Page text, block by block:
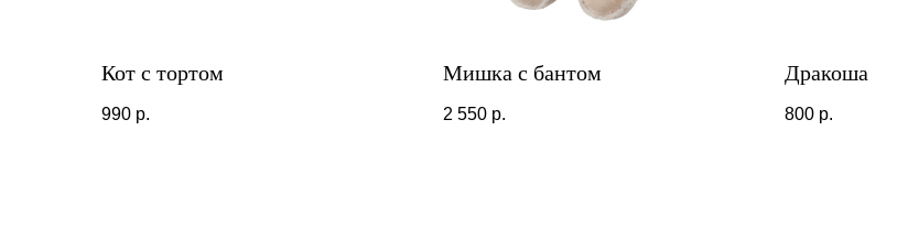
Кот с тортом
990 р.
Мишка с бантом
2 550 р.
Дракоша
800 р.